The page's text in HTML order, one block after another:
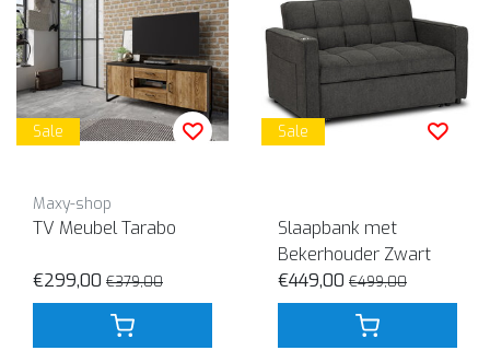
Sale
Maxy-shop
TV Meubel Tarabo
€299,00 €379,00
Sale
Slaapbank met
Bekerhouder Zwart
€449,00 €499,00